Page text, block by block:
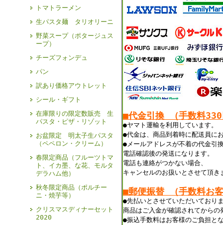
トマトラーメン
生パスタ麺 タリオリーニ
野菜スープ（ポタージュス
ープ）
チーズフォンデュ
パン
訳あり価格アウトレット
シール・ギフト
在庫限りの限定数販売 生
パスタ・ピザ・リゾット
お盆限定 明太子生パスタ
（ペペロン・クリーム）
春限定商品（フルーツトマ
ト、イカ墨、な花、モルタ
デラハム他）
秋冬限定商品（ポルチー
ニ・焼芋等）
クリスマスディナーセット
2020
■代金引換 （手数料
●ヤマト運輸を利用しています。
●代金は、商品到着時に配送員に
●メールアドレスが不着の代金引
電話確認後の発送になります。
電話も連絡がつかない場合、
キャンセルのお扱いとさせて頂き
■郵便振替 （手数料お
●先払いとさせていただいており
商品はご入金が確認されてからの
●振込手数料はお客様のご負担と